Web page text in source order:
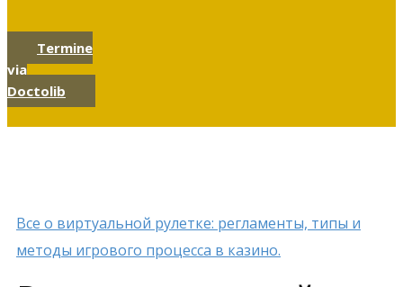
Termine
via
Doctolib
Все о виртуальной рулетке: регламенты, типы и
методы игрового процесса в казино.